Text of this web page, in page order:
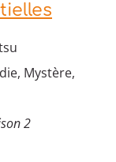
Mystère,
2